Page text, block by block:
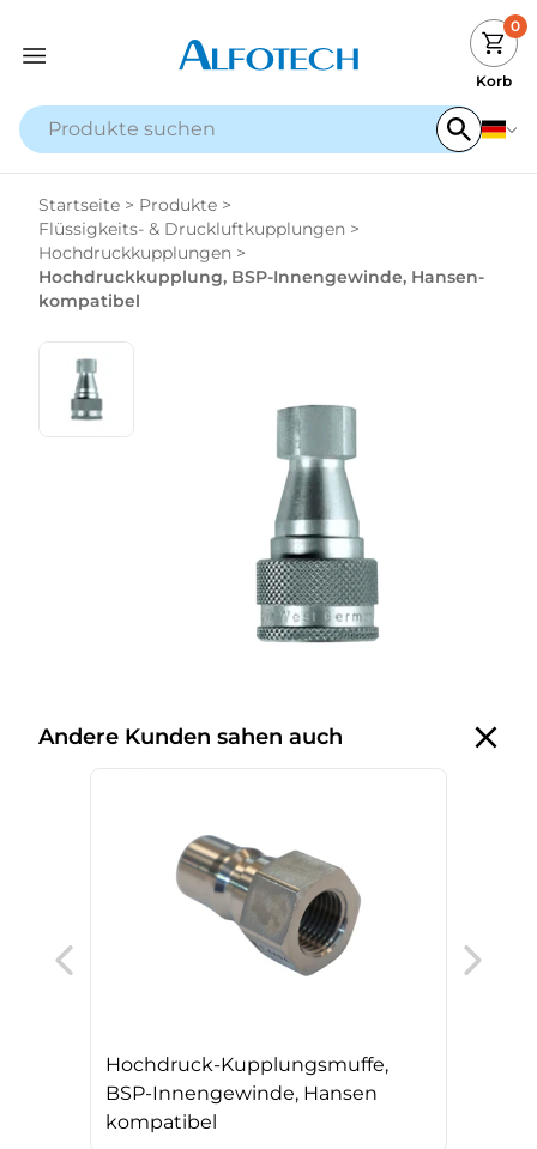
0
Korb
Startseite > Produkte >
Flüssigkeits- & Druckluftkupplungen >
Hochdruckkupplungen >
Hochdruckkupplung, BSP-Innengewinde, Hansen-
kompatibel
Andere Kunden sahen auch
Hochdruck-Kupplungsmuffe,
BSP-Innengewinde, Hansen
kompatibel